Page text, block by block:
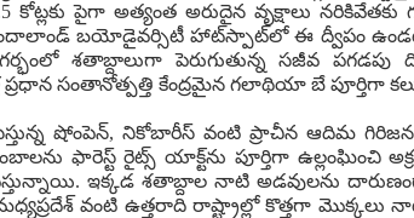
కోట్లకు పైగా అత్యంత అరుదైన వృక్షాలు
బయోడైవర్సిటీ హాట్‌స్పాట్‌లో ఈ ద్వీపం
శతాబ్దాలుగా పెరుగుతున్న సజీవ
ప్రధాన సంతానోత్పత్తి కేంద్రమైన గలాథియా బే పూర్తిగా
షోంపెన్, నికోబారీస్ వంటి ప్రాచీన ఆదిమ
ఫారెస్ట్ రైట్స్ యాక్ట్‌ను పూర్తిగా ఉల్లంఘించి
ఇక్కడ శతాబ్దాల నాటి అడవులను
వంటి ఉత్తరాది రాష్ట్రాల్లో కొత్తగా మొక్కలు